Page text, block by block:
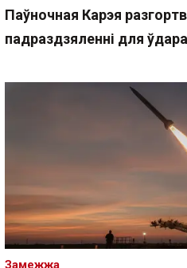
Паўночная Карэя
падраздзяленні для
Замежжа